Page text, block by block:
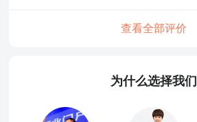
查看全部评价
为什么选择我们